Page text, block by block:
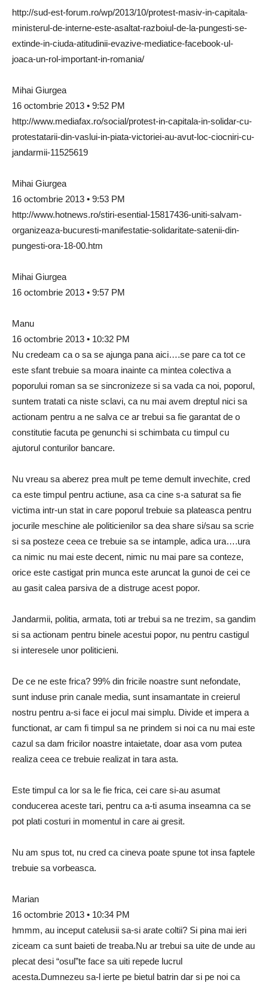
http://sud-est-forum.ro/wp/2013/10/protest-masiv-in-capitala-
ministerul-de-interne-este-asaltat-razboiul-de-la-pungesti-se-
extinde-in-ciuda-atitudinii-evazive-mediatice-facebook-ul-
joaca-un-rol-important-in-romania/
Mihai Giurgea
16 octombrie 2013 • 9:52 PM
http://www.mediafax.ro/social/protest-in-capitala-in-solidar-cu-
protestatarii-din-vaslui-in-piata-victoriei-au-avut-loc-ciocniri-cu-
jandarmii-11525619
Mihai Giurgea
16 octombrie 2013 • 9:53 PM
http://www.hotnews.ro/stiri-esential-15817436-uniti-salvam-
organizeaza-bucuresti-manifestatie-solidaritate-satenii-din-
pungesti-ora-18-00.htm
Mihai Giurgea
16 octombrie 2013 • 9:57 PM
Manu
16 octombrie 2013 • 10:32 PM
Nu credeam ca o sa se ajunga pana aici….se pare ca tot ce
este sfant trebuie sa moara inainte ca mintea colectiva a
poporului roman sa se sincronizeze si sa vada ca noi, poporul,
suntem tratati ca niste sclavi, ca nu mai avem dreptul nici sa
actionam pentru a ne salva ce ar trebui sa fie garantat de o
constitutie facuta pe genunchi si schimbata cu timpul cu
ajutorul conturilor bancare.
Nu vreau sa aberez prea mult pe teme demult invechite, cred
ca este timpul pentru actiune, asa ca cine s-a saturat sa fie
victima intr-un stat in care poporul trebuie sa plateasca pentru
jocurile meschine ale politicienilor sa dea share si/sau sa scrie
si sa posteze ceea ce trebuie sa se intample, adica ura….ura
ca nimic nu mai este decent, nimic nu mai pare sa conteze,
orice este castigat prin munca este aruncat la gunoi de cei ce
au gasit calea parsiva de a distruge acest popor.
Jandarmii, politia, armata, toti ar trebui sa ne trezim, sa gandim
si sa actionam pentru binele acestui popor, nu pentru castigul
si interesele unor politicieni.
De ce ne este frica? 99% din fricile noastre sunt nefondate,
sunt induse prin canale media, sunt insamantate in creierul
nostru pentru a-si face ei jocul mai simplu. Divide et impera a
functionat, ar cam fi timpul sa ne prindem si noi ca nu mai este
cazul sa dam fricilor noastre intaietate, doar asa vom putea
realiza ceea ce trebuie realizat in tara asta.
Este timpul ca lor sa le fie frica, cei care si-au asumat
conducerea aceste tari, pentru ca a-ti asuma inseamna ca se
pot plati costuri in momentul in care ai gresit.
Nu am spus tot, nu cred ca cineva poate spune tot insa faptele
trebuie sa vorbeasca.
Marian
16 octombrie 2013 • 10:34 PM
hmmm, au inceput catelusii sa-si arate coltii? Si pina mai ieri
ziceam ca sunt baieti de treaba.Nu ar trebui sa uite de unde au
plecat desi “osul”te face sa uiti repede lucrul
acesta.Dumnezeu sa-l ierte pe bietul batrin dar si pe noi ca